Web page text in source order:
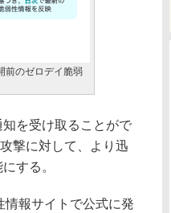
前のゼロデイ脆弱
を受け取ることがで
撃に対して、より迅
する。
報サイトで公式に発